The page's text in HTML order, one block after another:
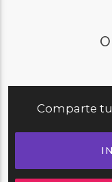
Comparte